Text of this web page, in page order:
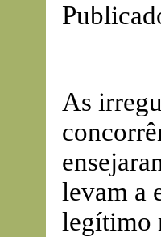
As
levam a
legítimo